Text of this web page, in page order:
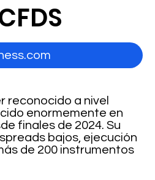
reconocido a nivel
enormemente en
finales de 2024. Su
bajos, ejecución
de 200 instrumentos